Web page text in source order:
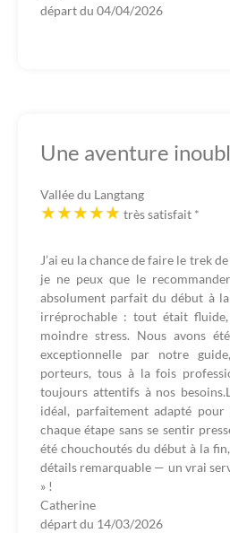
départ du 04/04/2026
Une aventure
Vallée du Langtang
très satisfait *
J’ai eu la chance de faire le trek
je ne peux que le
absolument parfait du début à la
irréprochable : tout était
moindre stress. Nous avons
exceptionnelle par notre
porteurs, tous à la fois
toujours attentifs à nos
idéal, parfaitement adapté
chaque étape sans se sentir
été chouchoutés du début à la
détails remarquable — un vrai
» !
Catherine
départ du 14/03/2026